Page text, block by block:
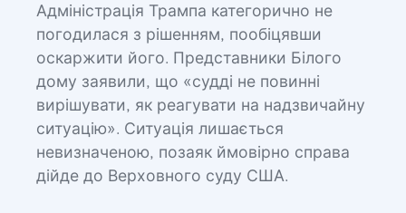
Адміністрація Трампа категорично не
погодилася з рішенням, пообіцявши
оскаржити його. Представники Білого
дому заявили, що «судді не повинні
вирішувати, як реагувати на надзвичайну
ситуацію». Ситуація лишається
невизначеною, позаяк ймовірно справа
дійде до Верховного суду США.